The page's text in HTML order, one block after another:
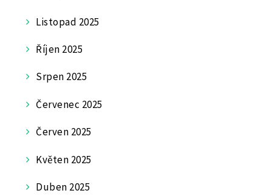
Listopad 2025
Říjen 2025
Srpen 2025
Červenec 2025
Červen 2025
Květen 2025
Duben 2025